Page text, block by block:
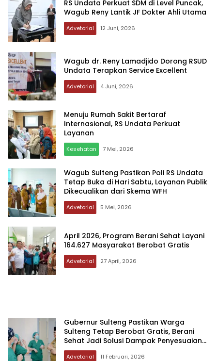
RS Undata Perkuat SDM di Level Puncak,
Wagub Reny Lantik JF Dokter Ahli Utama
Advetorial 12 Juni, 2026
Wagub dr. Reny Lamadjido Dorong RSUD
Undata Terapkan Service Excellent
Advetorial 4 Juni, 2026
Menuju Rumah Sakit Bertaraf
Internasional, RS Undata Perkuat
Layanan
Kesehatan 7 Mei, 2026
Wagub Sulteng Pastikan Poli RS Undata
Tetap Buka di Hari Sabtu, Layanan Publik
Dikecualikan dari Skema WFH
Advetorial 5 Mei, 2026
April 2026, Program Berani Sehat Layani
164.627 Masyarakat Berobat Gratis
Advetorial 27 April, 2026
Gubernur Sulteng Pastikan Warga
Sulteng Tetap Berobat Gratis, Berani
Sehat Jadi Solusi Dampak Penyesuaian
BPJS
Advetorial 11 Februari, 2026